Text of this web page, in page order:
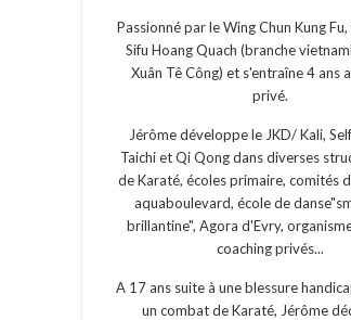
Passionné par le Wing Chun Kung
Sifu Hoang Quach (branche
Xuân Tê Công) et s'entraîne 4 ans
privé.
Jérôme développe le JKD/ Kali,
Taichi et Qi Qong dans diverses
de Karaté, écoles primaire, comités
aquaboulevard, école de
brillantine", Agora d'Evry,
coaching privés...
A 17 ans suite à une blessure
un combat de Karaté, Jérôme